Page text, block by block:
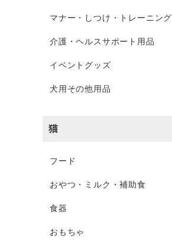
マナー・しつけ・トレーニング
介護・ヘルスサポート用品
イベントグッズ
犬用その他用品
猫
フード
おやつ・ミルク・補助食
食器
おもちゃ